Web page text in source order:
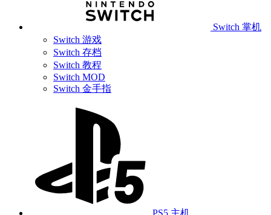
Switch 掌机
Switch 游戏
Switch 存档
Switch 教程
Switch MOD
Switch 金手指